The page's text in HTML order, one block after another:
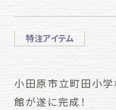
特注アイテム
小田原市立町田小学
館が遂に完成！